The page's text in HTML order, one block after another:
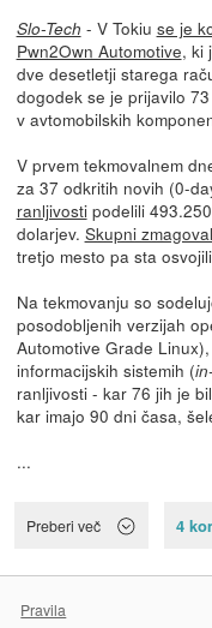
Slo-Tech - V Tokiu se je
Pwn2Own Automotive, ki
dve desetletji starega
dogodek se je prijavilo
v avtomobilskih
V prvem tekmovalnem
za 37 odkritih novih (0-
ranljivostipodelili
dolarjev. Skupni
tretjo mesto pa sta
Na tekmovanju so
posodobljenih verzijah
Automotive Grade
informacijskih sistemih (
ranljivosti - kar 76 jih je
kar imajo 90 dni časa,
...
Preberi več 4
Pravila